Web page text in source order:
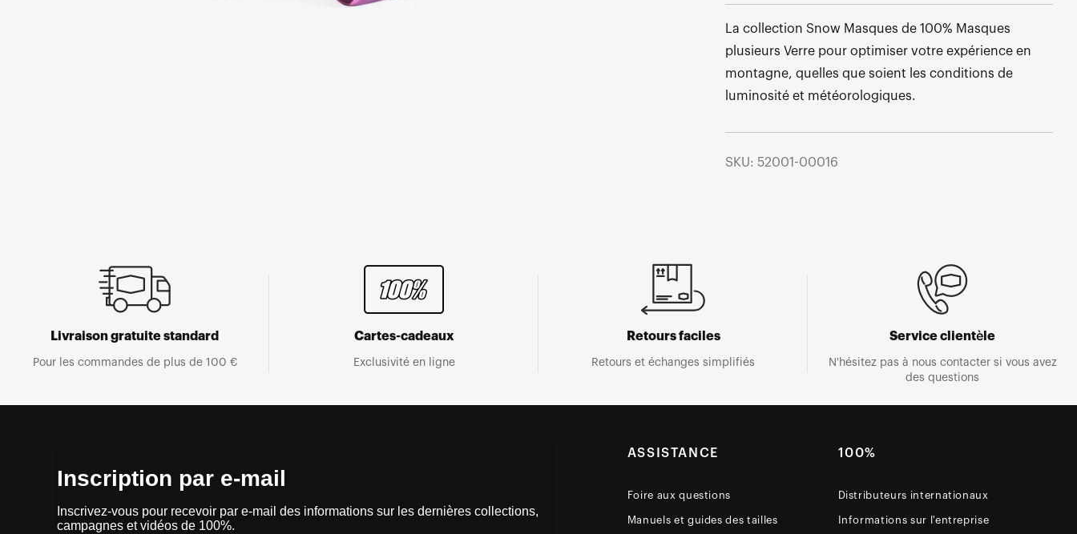
La collection Snow Masques de 100% Masques
plusieurs Verre pour optimiser votre expérience en
montagne, quelles que soient les conditions de
luminosité et météorologiques.
SKU: 52001-00016
Livraison gratuite standard
Pour les commandes de plus de 100 €
Cartes-cadeaux
Exclusivité en ligne
Retours faciles
Retours et échanges simplifiés
Service clientèle
N'hésitez pas à nous contacter si vous avez
des questions
Inscription par e-mail
Inscrivez-vous pour recevoir par e-mail des informations sur les dernières collections,
campagnes et vidéos de 100%.
ASSISTANCE
Foire aux questions
Manuels et guides des tailles
100%
Distributeurs internationaux
Informations sur l'entreprise